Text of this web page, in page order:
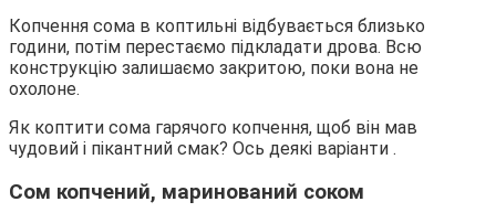
Копчення сома в коптильні відбувається близько
години, потім перестаємо підкладати дрова. Всю
конструкцію залишаємо закритою, поки вона не
охолоне.
Як коптити сома гарячого копчення, щоб він мав
чудовий і пікантний смак? Ось деякі варіанти .
Сом копчений, маринований соком